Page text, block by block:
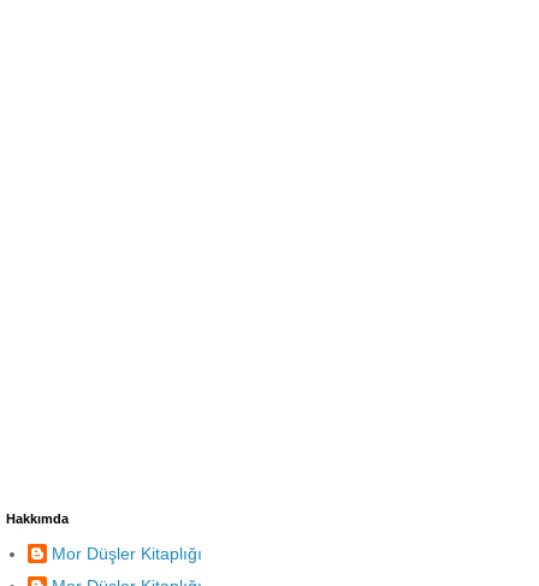
Hakkımda
Mor Düşler Kitaplığı